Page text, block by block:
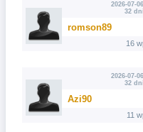
2026-07-
32
romson89
16
2026-07-
32
Azi90
11